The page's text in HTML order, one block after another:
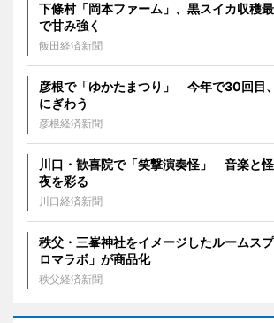
下條村「岡本ファーム」、黒スイカ収穫
で甘み強く
飯田経済新聞
彦根で「ゆかたまつり」 今年で30回目
にぎわう
彦根経済新聞
川口・歓喜院で「笑撃演奏怪」 音楽と
夜を彩る
川口経済新聞
秩父・三峯神社をイメージしたルームス
ロマラボ」が商品化
秩父経済新聞